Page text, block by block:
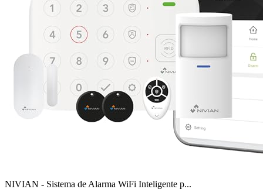
NIVIAN - Sistema de Alarma WiFi Inteligente p...